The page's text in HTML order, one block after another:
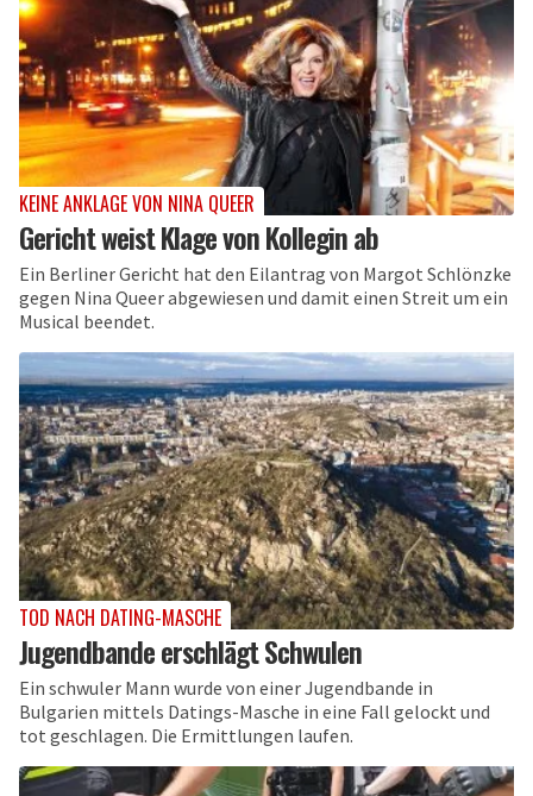
KEINE ANKLAGE VON NINA QUEER
Gericht weist Klage von Kollegin ab
Ein Berliner Gericht hat den Eilantrag von Margot Schlönzke
gegen Nina Queer abgewiesen und damit einen Streit um ein
Musical beendet.
TOD NACH DATING-MASCHE
Jugendbande erschlägt Schwulen
Ein schwuler Mann wurde von einer Jugendbande in
Bulgarien mittels Datings-Masche in eine Fall gelockt und
tot geschlagen. Die Ermittlungen laufen.